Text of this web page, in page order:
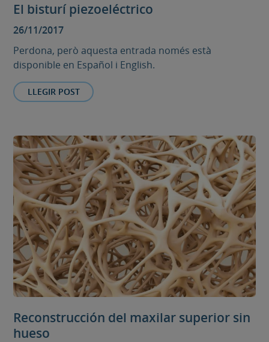
El bisturí piezoeléctrico
26/11/2017
Perdona, però aquesta entrada només està
disponible en Español i English.
LLEGIR POST
Reconstrucción del maxilar superior sin
hueso